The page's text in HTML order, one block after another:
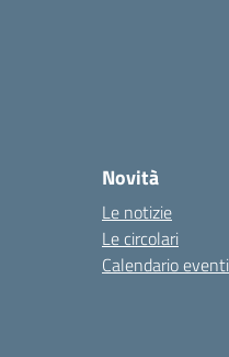
Novità
Le notizie
Le circolari
Calendario eventi